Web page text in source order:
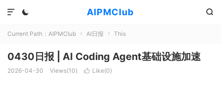
AIPMClub
 

Current Path： AIPMClub  AI日报  This
0430日报 | AI Coding Agent基础设施加速
2026-04-30 Views(10)  Like(0)